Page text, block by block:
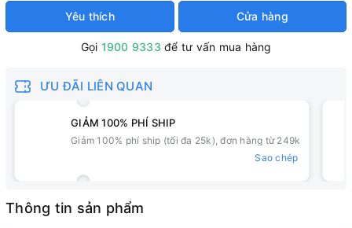
Yêu thích Cửa hàng
Gọi 1900 9333 để tư vấn mua hàng
ƯU ĐÃI LIÊN QUAN
GIẢM 100% PHÍ SHIP
Giảm 100% phí ship (tối đa 25k), đơn hàng từ 249k
Sao chép
Thông tin sản phẩm